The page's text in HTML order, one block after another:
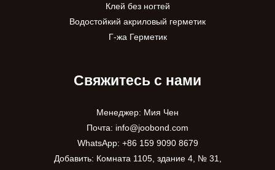
Клей без ногтей
Водостойкий акриловый герметик
Г-жа Герметик
Свяжитесь с нами
Менеджер: Мия Чен
Почта: info@joobond.com
WhatsApp: +86 159 9090 8679
Добавить: Комната 1105, здание 4, № 31,